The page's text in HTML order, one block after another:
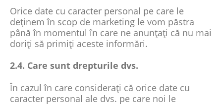
Orice date cu caracter personal pe care le
deținem în scop de marketing le vom păstra
până în momentul în care ne anunțați că nu mai
doriți să primiți aceste informări.
2.4. Care sunt drepturile dvs.
În cazul în care considerați că orice date cu
caracter personal ale dvs. pe care noi le